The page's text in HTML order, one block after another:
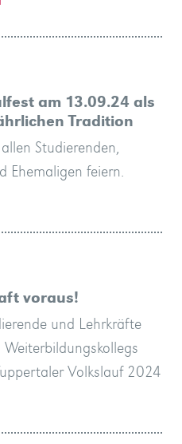
am 13.09.24 als
Tradition
Studierenden,
Ehemaligen feiern.
voraus!
und Lehrkräfte
Weiterbildungskollegs
Volkslauf 2024